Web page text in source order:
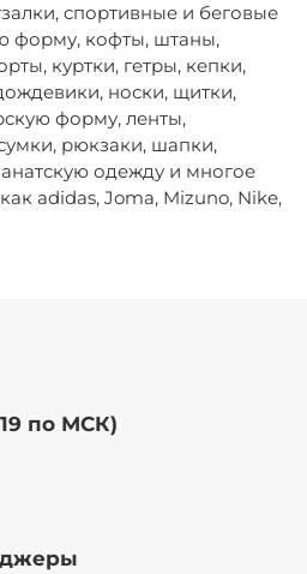
спортивные и беговые
форму, кофты, штаны,
куртки, гетры, кепки,
носки, щитки,
форму, ленты,
рюкзаки, шапки,
одежду и многое
adidas, Joma, Mizuno, Nike,
по МСК)